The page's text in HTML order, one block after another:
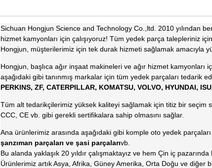
Sichuan Hongjun Science and Technology Co.,ltd. 2010 yılından
hizmet kamyonları için çalışıyoruz! Tüm yedek parça talepleriniz
Hongjun, müşterilerimiz için tek durak hizmeti sağlamak amacıyla
Hongjun, başlıca ağır inşaat makineleri ve ağır hizmet kamyonları
aşağıdaki gibi tanınmış markalar için tüm yedek parçaları tedarik
PERKINS, ZF, CATERPILLAR, KOMATSU, VOLVO, HYUNDAI,
Tüm alt tedarikçilerimiz yüksek kaliteyi sağlamak için titiz bir seçim
CCC, CE vb. gibi gerekli sertifikalara sahip olmasını sağlar.
Ana ürünlerimiz arasında aşağıdaki gibi komple oto yedek
şanzıman parçaları ve şasi parçalarıvb.
Bu alanda yaklaşık 20 yıldır çalışmaktayız ve hem Çin iç
Ürünlerimiz artık Asya, Afrika, Güney Amerika, Orta Doğu ve diğer